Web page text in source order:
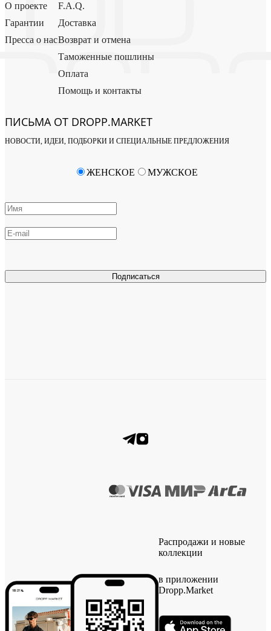
О проекте
Гарантии
Пресса о нас
F.A.Q.
Доставка
Возврат и отмена
Таможенные пошлины
Оплата
Помощь и контакты
ПИСЬМА ОТ DROPP.MARKET
НОВОСТИ, ИДЕИ, ПОДБОРКИ И СПЕЦИАЛЬНЫЕ ПРЕДЛОЖЕНИЯ
Подписаться
ЖЕНСКОЕ МУЖСКОЕ
Распродажи и новые
коллекции
в приложении
Dropp.Market